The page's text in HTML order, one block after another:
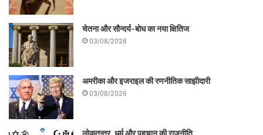
वाले समय में और भी तेज गति से स्वर्णिम भारत की
ओर बढ़ेगा। यही इस पुस्तक का संकल्प भी है और
लक्ष्य भी।
चेतना और सौन्दर्य-बोध का नया क्षितिज
03/08/2026
अमरीका और इजराइल की रणनीतिक साझीदारी
03/08/2026